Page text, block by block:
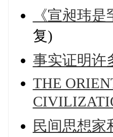
《宣昶玮
复)
事实证明许
THE
民间思想家